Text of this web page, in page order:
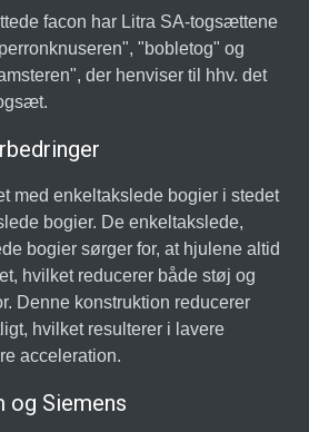
facon har Litra SA-togsættene
"bobletog" og
der henviser til hhv. det
med enkeltakslede bogier i stedet
bogier. De enkeltakslede,
bogier sørger for, at hjulene altid
hvilket reducerer både støj og
Denne konstruktion reducerer
hvilket resulterer i lavere
acceleration.
og Siemens